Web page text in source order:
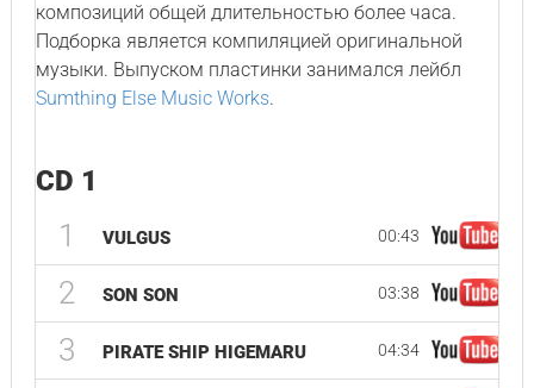
композиций общей длительностью более часа.
Подборка является компиляцией оригинальной
музыки. Выпуском пластинки занимался лейбл
Sumthing Else Music Works.
CD 1
1 VULGUS 00:43
2 SON SON 03:38
3 PIRATE SHIP HIGEMARU 04:34